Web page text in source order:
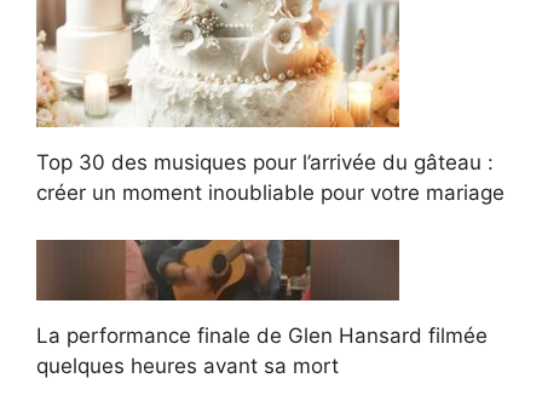
Top 30 des musiques pour l’arrivée du gâteau :
créer un moment inoubliable pour votre mariage
La performance finale de Glen Hansard filmée
quelques heures avant sa mort